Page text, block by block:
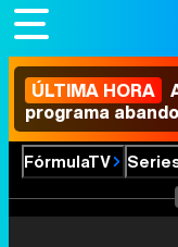
ÚLTIMA HORA
programa
FórmulaTV